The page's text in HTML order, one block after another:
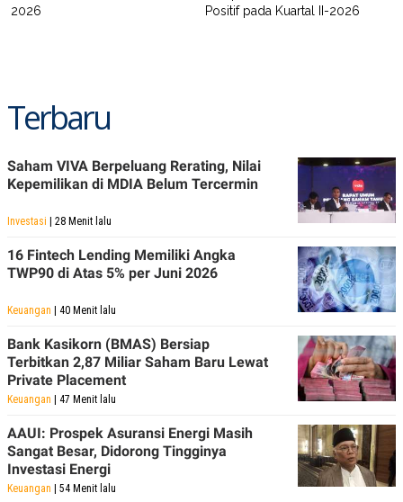
2026
Positif pada Kuartal II-2026
Terbaru
Saham VIVA Berpeluang Rerating, Nilai
Kepemilikan di MDIA Belum Tercermin
Investasi | 28 Menit lalu
16 Fintech Lending Memiliki Angka
TWP90 di Atas 5% per Juni 2026
Keuangan | 40 Menit lalu
Bank Kasikorn (BMAS) Bersiap
Terbitkan 2,87 Miliar Saham Baru Lewat
Private Placement
Keuangan | 47 Menit lalu
AAUI: Prospek Asuransi Energi Masih
Sangat Besar, Didorong Tingginya
Investasi Energi
Keuangan | 54 Menit lalu